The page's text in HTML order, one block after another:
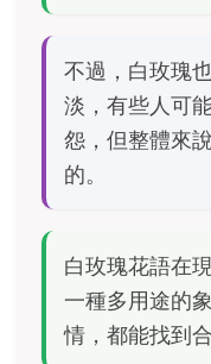
不過，白玫瑰
淡，有些人可
怨，但整體來
的。
白玫瑰花語在
一種多用途的
情，都能找到